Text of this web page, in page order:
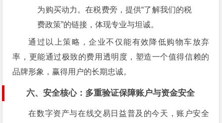
为购买动力。在税费旁，提供“了解我们的税
费政策”的链接，体现专业与坦诚。
通过以上策略，企业不仅能有效降低购物车放弃
率，更能通过极致的费用透明度，塑造一个值得信赖的
品牌形象，赢得用户的长期忠诚。
六、安全核心：多重验证保障账户与资金安全
在数字资产与在线交易日益普及的今天，账户安全